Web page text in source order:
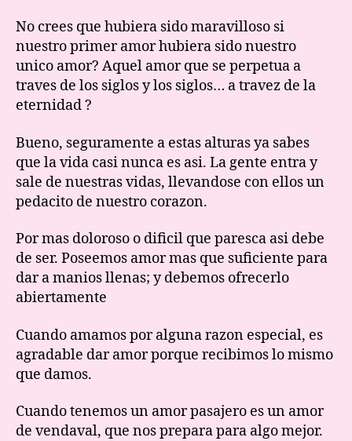
No crees que hubiera sido maravilloso si
nuestro primer amor hubiera sido nuestro
unico amor? Aquel amor que se perpetua a
traves de los siglos y los siglos… a travez de la
eternidad ?
Bueno, seguramente a estas alturas ya sabes
que la vida casi nunca es asi. La gente entra y
sale de nuestras vidas, llevandose con ellos un
pedacito de nuestro corazon.
Por mas doloroso o dificil que paresca asi debe
de ser. Poseemos amor mas que suficiente para
dar a manios llenas; y debemos ofrecerlo
abiertamente
Cuando amamos por alguna razon especial, es
agradable dar amor porque recibimos lo mismo
que damos.
Cuando tenemos un amor pasajero es un amor
de vendaval, que nos prepara para algo mejor.